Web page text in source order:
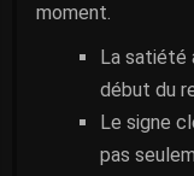
moment.
La satiété
début du
Le signe
pas